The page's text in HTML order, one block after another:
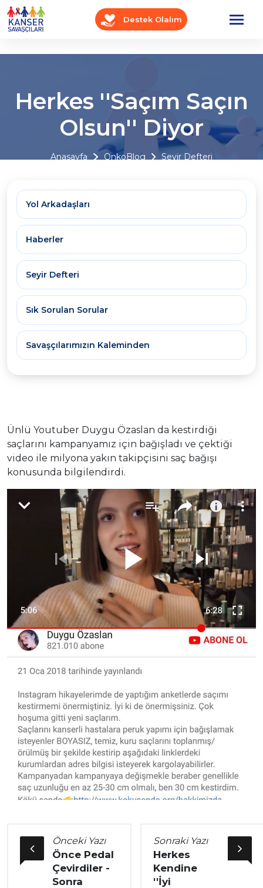
Destek Olalım
Herkes ''Saçım Saçın
Olsun'' Diyor
Anasayfa OnkoBlog Seyir Defteri
Yol Arkadaşları
Haberler
Seyir Defteri
Sık Sorulan Sorular
Savaşçılarımızın Kaleminden
Ünlü Youtuber Duygu Özaslan da kestirdiği
saçlarını kampanyamız için bağışladı ve çektiği
video ile milyona yakın takipçisini saç bağışı
konusunda bilgilendirdi.
Önceki Yazı
Önce Pedal
Çevirdiler -
Sonra
Sonraki Yazı
Herkes
Kendine
''İyi